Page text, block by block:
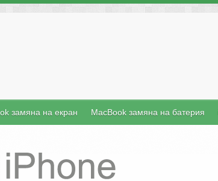
замяна на екран MacBook замяна на батерия